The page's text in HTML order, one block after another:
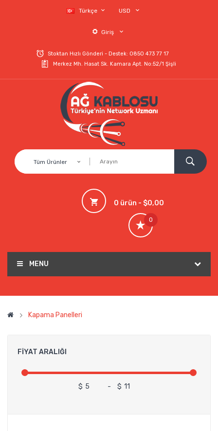
Türkçe USD
Giriş
Stoktan Hızlı Gönderi - Destek: 0850 473 77 17
Merkez Mh. Hasat Sk. Kamara Apt. No:52/1 Şişli
Tüm Ürünler
0 ürün - $0,00
0
MENU
Kapama Panelleri
FIYAT ARALIĞI
$ - $